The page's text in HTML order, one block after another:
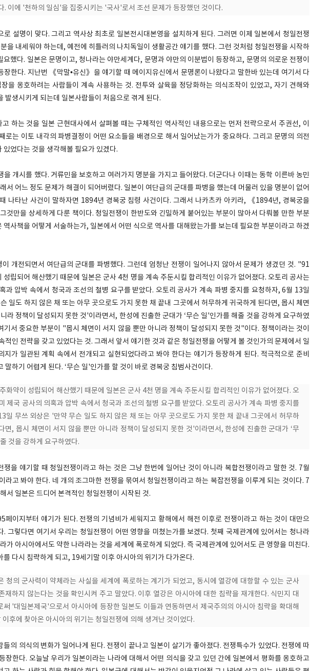
. 이에 '천하의 일심'을 집중시키는 '국사'로서 조선 문제가 등장했던 것이다.
로 설명이 맞다. 그리고 역사상 최초로 일본전시대본영을 설치하게 된다. 그러면 이제 일본에서 청일전쟁
을 내세워야 하는데, 예전에 히틀러의 나치독일이 생활공간 얘기를 했다. 그런 것처럼 청일전쟁을 시작하
요했다. 일본은 문명이고, 청나라는 야만세계다, 문명과 야만의 이분법이 등장하고, 문명의 의로운 전쟁이
장한다. 지난번 《막말•유신》을 얘기할 때 메이지유신에서 문명론이 나왔다고 말한바 있는데 여기서 다
을 옹호하려는 사람들이 계속 사용하는 것. 전투와 살육을 정당화하는 의식조작이 있었고, 자기 견해와
발생시키게 되는데 일본사람들이 처음으로 겪게 된다.
하는 것을 일본 근현대사에서 살펴볼 때는 구체적인 역사적인 내용으로는 먼저 전략으로서 주권선, 이
로는 이토 내각의 파병결정이 어떤 요소들을 배경으로 해서 일어났는가가 중요하다. 그리고 문명의 의전
있었다는 것을 생각해볼 필요가 있겠다.
을 개시를 했다. 거류민을 보호하고 여러가지 명분을 가지고 들어왔다. 더군다나 이때는 동학 이른바 농민
서 어느 정도 문제가 해결이 되어버렸다. 일본이 여단급의 군대를 파병을 했는데 머물러 있을 명분이 없어
나타난 사건이 말하자면 1894년 경복궁 침령 사건이다. 그래서 나카츠카 아키라, 《1894년, 경복궁을
것만을 상세하게 다룬 책이다. 청일전쟁이 한반도와 긴밀하게 붙어있는 부분이 많아서 다뤄볼 만한 부분
역사책을 어떻게 서술하는가, 일본에서 어떤 식으로 역사를 대해왔는가를 보는데 필요한 부분이라고 하겠
이 개전되면서 여단급의 군대를 파병했다. 그런데 엄청난 전쟁이 일어나지 않아서 문제가 생겼던 것. "91
성립되어 해산했기 때문에 일본은 군사 4천 명을 계속 주둔시킬 합리적인 이유가 없어졌다. 오토리 공사는
과 압박 속에서 청국과 조선의 철병 요구를 받았다. 오토리 공사가 계속 파병 중지를 요청하자, 6월 13일
일도 하지 않은 채 또는 아무 곳으로도 가지 못한 채 끝내 그곳에서 허무하게 귀국하게 된다면, 몹시 체면
라 정책이 달성되지 못한 것'이라면서, 한성에 진출한 군대가 ‘무슨 일'인가를 해줄 것을 강하게 요구하였
기서 중요한 부분이 "몹시 체면이 서지 않을 뿐만 아니라 정책이 달성되지 못한 것"이다. 정책이라는 것이
적인 전략을 갖고 있었다는 것. 그래서 앞서 얘기한 것과 같은 청일전쟁을 어떻게 볼 것인가의 문제에서 일
지가 일관된 계획 속에서 전개되고 실현되었다라고 봐야 한다는 얘기가 등장하게 된다. 적극적으로 준비
말하기 어렵게 된다. ‘무슨 일'인가를 할 것이 바로 경복궁 침범사건이다.
화약이 성립되어 해산했기 때문에 일본은 군사 4천 명을 계속 주둔시킬 합리적인 이유가 없어졌다. 오
제국 공사의 의혹과 압박 속에서 청국과 조선의 철병 요구를 받았다. 오토리 공사가 계속 파병 중지를
일 무쓰 외상은 '만약 무슨 일도 하지 않은 채 또는 아무 곳으로도 가지 못한 채 끝내 그곳에서 허무하
면, 몹시 체면이 서지 않을 뿐만 아니라 정책이 달성되지 못한 것'이라면서, 한성에 진출한 군대가 ‘무
것을 강하게 요구하였다.
쟁을 얘기할 때 청일전쟁이라고 하는 것은 그냥 한번에 일어난 것이 아니라 복합전쟁이라고 말한 것. 7월
라고 봐야 한다. 네 개의 조그마한 전쟁을 묶여서 청일전쟁이라고 하는 복잡전쟁을 이루게 되는 것이다. 7
서 일본은 드디어 본격적인 청일전쟁이 시작된 것.
페이지부터 얘기가 된다. 전쟁의 기념비가 세워지고 황해에서 해전 이후로 전쟁이라고 하는 것이 대만으
. 그렇다면 여기서 우리는 청일전쟁이 어떤 영향을 미쳤는가를 보겠다. 첫째 국제관계에 있어서는 청나라
가 아시아에서도 약한 나라라는 것을 세계에 폭로하게 되었다. 즉 국제관계에 있어서도 큰 영향을 미친다.
를 다시 침략하게 되고, 19세기말 이후 아시아의 위기가 다가온다.
청의 군사력이 약체라는 사실을 세계에 폭로하는 계기가 되었고, 동시에 열강에 대항할 수 있는 군사
재하지 않는다는 것을 확인시켜 주고 말았다. 이후 열강은 아시아에 대한 침략을 재개한다. 식민지 대
써 '대일본제국'으로서 아시아에 등장한 일본도 이들과 연동하면서 제국주의의 아시아 침략을 확대해
이후에 찾아온 아시아의 위기는 청일전쟁에 의해 생겨난 것이었다.
들의 의식의 변화가 일어나게 된다. 전쟁이 끝나고 일본이 살기가 좋아졌다. 전쟁특수가 있었다. 전쟁에 따
장한다. 오늘날 우리가 일본이라는 나라에 대해서 어떤 의식을 갖고 있던 간에 일본에서 평화를 옹호하고